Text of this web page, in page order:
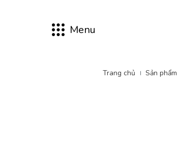
Menu
Trang chủ Sản phẩm